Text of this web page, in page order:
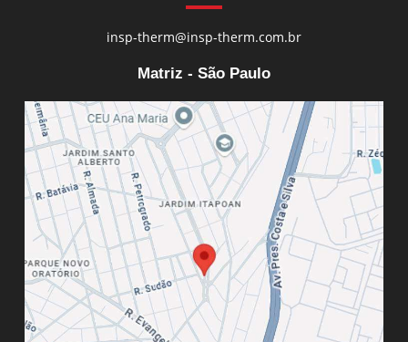
insp-therm@insp-therm.com.br
Matriz - São Paulo